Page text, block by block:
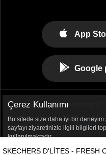
App
Google
© 2021
Çerez Kullanımı
Bu sitede size daha iyi bir deneyim
sayfayı ziyaretinizle ilgili bilgileri
kullanılmaktadır.